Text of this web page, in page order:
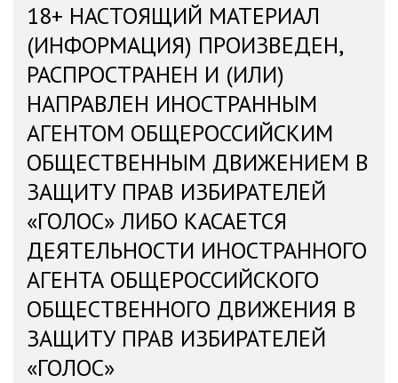
18+ НАСТОЯЩИЙ МАТЕРИАЛ
(ИНФОРМАЦИЯ) ПРОИЗВЕДЕН,
РАСПРОСТРАНЕН И (ИЛИ)
НАПРАВЛЕН ИНОСТРАННЫМ
АГЕНТОМ ОБЩЕРОССИЙСКИМ
ОБЩЕСТВЕННЫМ ДВИЖЕНИЕМ В
ЗАЩИТУ ПРАВ ИЗБИРАТЕЛЕЙ
«ГОЛОС» ЛИБО КАСАЕТСЯ
ДЕЯТЕЛЬНОСТИ ИНОСТРАННОГО
АГЕНТА ОБЩЕРОССИЙСКОГО
ОБЩЕСТВЕННОГО ДВИЖЕНИЯ В
ЗАЩИТУ ПРАВ ИЗБИРАТЕЛЕЙ
«ГОЛОС»